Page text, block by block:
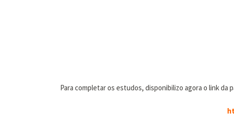
Para completar os estudos, disponibilizo agora o link da